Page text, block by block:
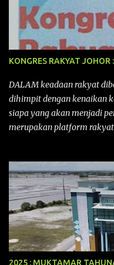
KONGRES RAKYAT
DALAM keadaan rakyat
dihimpit dengan kenaikan
siapa yang akan menjadi
merupakan platform
pertama yang telah
Alam, Selangor, di
“MEMBINA MALAYSIA
peringkat negeri-negeri
ditimbulkan di peringkat
ekonomi, sosial,
budaya, pembangunan
2025 : MUKTAMAR